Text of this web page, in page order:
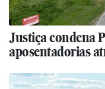
Justiça condena
aposentadorias